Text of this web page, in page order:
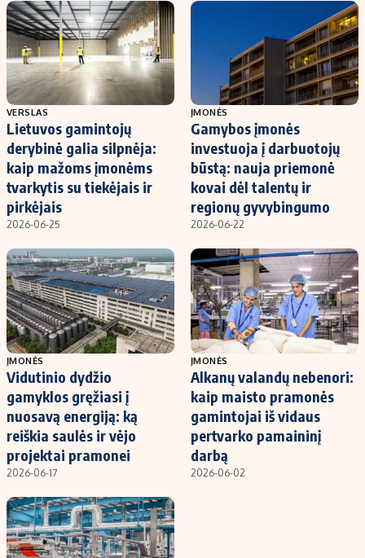
VERSLAS
Lietuvos gamintojų
derybinė galia silpnėja:
kaip mažoms įmonėms
tvarkytis su tiekėjais ir
pirkėjais
2026-06-25
ĮMONĖS
Gamybos įmonės
investuoja į darbuotojų
būstą: nauja priemonė
kovai dėl talentų ir
regionų gyvybingumo
2026-06-22
ĮMONĖS
Vidutinio dydžio
gamyklos gręžiasi į
nuosavą energiją: ką
reiškia saulės ir vėjo
projektai pramonei
2026-06-17
ĮMONĖS
Alkanų valandų nebenori:
kaip maisto pramonės
gamintojai iš vidaus
pertvarko pamaininį
darbą
2026-06-02